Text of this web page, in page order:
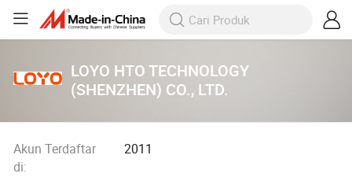
LOYO HTO TECHNOLOGY
(SHENZHEN) CO., LTD.
Akun Terdaftar
di:
2011